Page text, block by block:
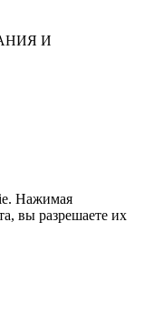
И
Нажимая
вы разрешаете их